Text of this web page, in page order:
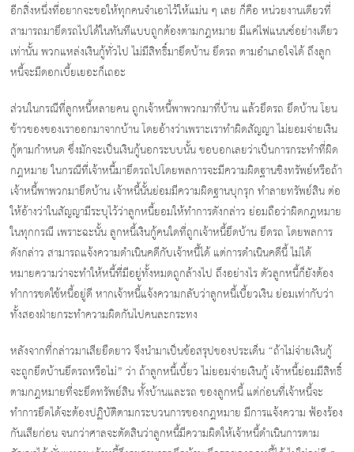
อีกสิ่งหนึ่งที่อยากจะขอให้ทุกคนจำเอาไว้ให้แม่น ๆ เลย ก็คือ หน่วยงานเดียวที่
สามารถมายึดรถไปได้ในทันทีแบบถูกต้องตามกฎหมาย มีแค่ไฟแนนซ์อย่างเดียว
เท่านั้น พวกแหล่งเงินกู้ทั่วไป ไม่มีสิทธิ์มายึดบ้าน ยึดรถ ตามอำเภอใจได้ ถึงลูก
หนี้จะมีดอกเบี้ยเยอะก็เถอะ
ส่วนในกรณีที่ลูกหนี้หลายคน ถูกเจ้าหนี้พาพวกมาที่บ้าน แล้วยึดรถ ยึดบ้าน โยน
ข้าวของของเราออกมาจากบ้าน โดยอ้างว่าเพราะเราทำผิดสัญญา ไม่ยอมจ่ายเงิน
กู้ตามกำหนด ซึ่งมักจะเป็นเงินกู้นอกระบบนั้น ขอบอกเลยว่าเป็นการกระทำที่ผิด
กฎหมาย ในกรณีที่เจ้าหนี้มายึดรถไปโดยพลการจะมีความผิดฐานชิงทรัพย์หรือถ้า
เจ้าหนี้พาพวกมายึดบ้าน เจ้าหนี้นั้นย่อมมีความผิดฐานบุกรุก ทำลายทรัพย์สิน ต่อ
ให้อ้างว่าในสัญญามีระบุไว้ว่าลูกหนี้ยอมให้ทำการดังกล่าว ย่อมถือว่าผิดกฎหมาย
ในทุกกรณี เพราะฉะนั้น ลูกหนี้เงินกู้คนใดที่ถูกเจ้าหนี้ยึดบ้าน ยึดรถ โดยพลการ
ดังกล่าว สามารถแจ้งความดำเนินคดีกับเจ้าหนี้ได้ แต่การดำเนินคดีนี้ ไม่ได้
หมายความว่าจะทำให้หนี้ที่มีอยู่ทั้งหมดถูกล้างไป ถึงอย่างไร ตัวลูกหนี้ก็ยังต้อง
ทำการชดใช้หนี้อยู่ดี หากเจ้าหนี้แจ้งความกลับว่าลูกหนี้เบี้ยวเงิน ย่อมเท่ากับว่า
ทั้งสองฝ่ายกระทำความผิดกันไปคนละกระทง
หลังจากที่กล่าวมาเสียยืดยาว จึงนำมาเป็นข้อสรุปของประเด็น “ถ้าไม่จ่ายเงินกู้
จะถูกยึดบ้านยึดรถหรือไม่” ว่า ถ้าลูกหนี้เบี้ยว ไม่ยอมจ่ายเงินกู้ เจ้าหนี้ย่อมมีสิทธิ์
ตามกฎหมายที่จะยึดทรัพย์สิน ทั้งบ้านและรถ ของลูกหนี้ แต่ก่อนที่เจ้าหนี้จะ
ทำการยึดได้จะต้องปฏิบัติตามกระบวนการของกฎหมาย มีการแจ้งความ ฟ้องร้อง
กันเสียก่อน จนกว่าศาลจะตัดสินว่าลูกหนี้มีความผิดให้เจ้าหนี้ดำเนินการตาม